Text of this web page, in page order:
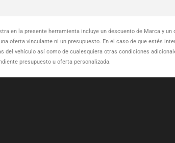
en la presente herramienta incluye un descuento de Marca y
oferta vinculante ni un presupuesto. En el caso de que estés
vehículo así como de cualesquiera otras condiciones
presupuesto u oferta personalizada.